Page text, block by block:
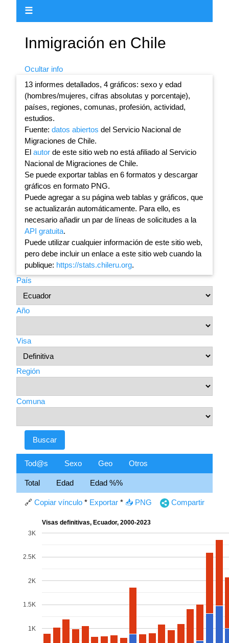
☰
Inmigración en Chile
Ocultar info
13 informes detallados, 4 gráficos: sexo y edad
(hombres/mujeres, cifras absolutas y porcentaje),
países, regiones, comunas, profesión, actividad,
estudios.
Fuente: datos abiertos del Servicio Nacional de
Migraciones de Chile.
El autor de este sitio web no está afiliado al Servicio
Nacional de Migraciones de Chile.
Se puede exportar tablas en 6 formatos y descargar
gráficos en formato PNG.
Puede agregar a su página web tablas y gráficos, que
se actualizarán automáticamente. Para ello, es
necesario añadir un par de líneas de solicitudes a la
API gratuita.
Puede utilizar cualquier información de este sitio web,
pero debe incluir un enlace a este sitio web cuando la
publique: https://stats.chileru.org.
País
Año
Visa
Región
Comuna
Tod@s Sexo Geo Otros
Total Edad Edad %%
🔗 Copiar vínculo * Exportar * 📥 PNG Compartir
Visas definitivas, Ecuador, 2000-2023
1K
1.5K
2K
2.5K
3K